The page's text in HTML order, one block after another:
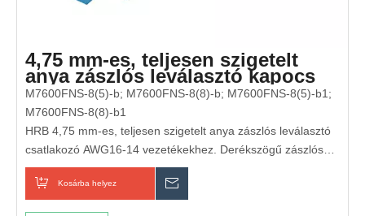
4,75 mm-es, teljesen szigetelt
anya zászlós leválasztó kapocs
(AWG 16-14)
M7600FNS-8(5)-b; M7600FNS-8(8)-b; M7600FNS-8(5)-b1;
M7600FNS-8(8)-b1
HRB 4,75 mm-es, teljesen szigetelt anya zászlós leválasztó
csatlakozó AWG16-14 vezetékekhez. Derékszögű zászlós
kialakítás az egyszerű útválasztás és a korlátozott beépítési
hely érdekében. Az ónozott sárgaréz érintkező és az
Kosárba helyez